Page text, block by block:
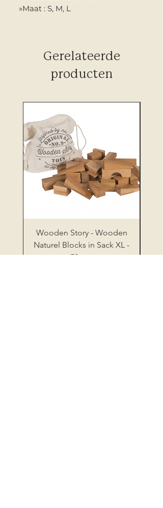
»Maat : S, M, L
Gerelateerde
producten
Wooden Story - Wooden
Naturel Blocks in Sack XL -
50 pcs